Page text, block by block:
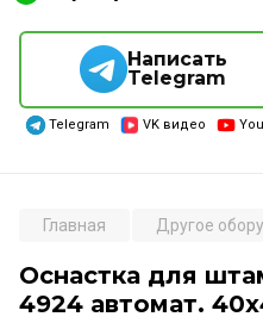
Написать
Telegram
Telegram VK видео
Главная Другое
Оснастка для
4924 автомат.